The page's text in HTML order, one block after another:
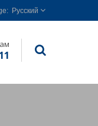
Русский